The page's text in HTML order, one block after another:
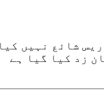
شائع نہیں
زد کیا گیا ہے